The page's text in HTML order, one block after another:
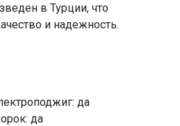
в Турции, что
и надежность.
да
да